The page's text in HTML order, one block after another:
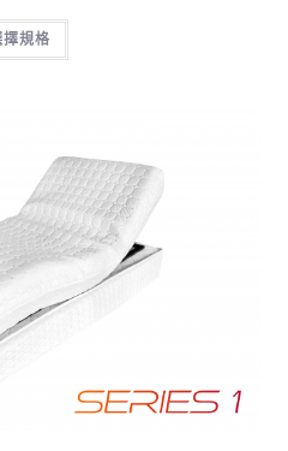
擇規格